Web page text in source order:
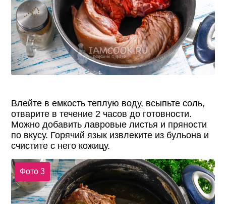
Влейте в емкость теплую воду, всыпьте соль,
отварите в течение 2 часов до готовности.
Можно добавить лавровые листья и пряности
по вкусу. Горячий язык извлеките из бульона и
счистите с него кожицу.
Фото 3